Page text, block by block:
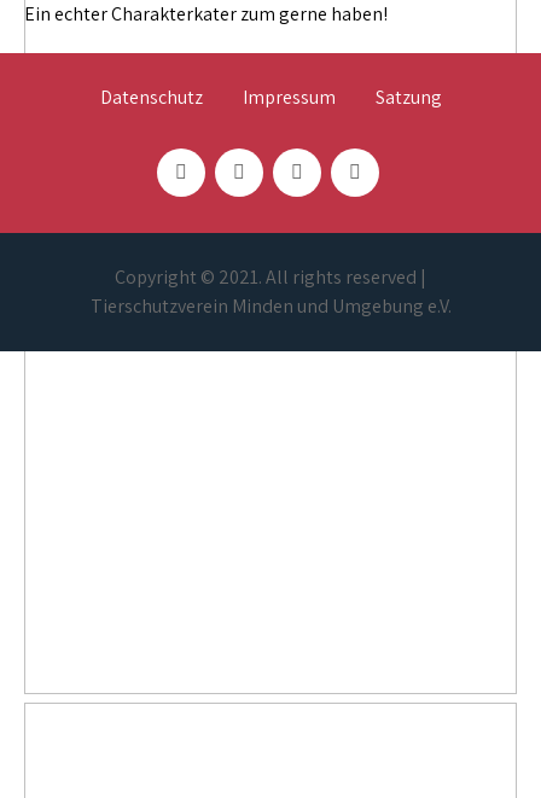
Ein echter Charakterkater zum gerne haben!
Datenschutz Impressum Satzung
Copyright © 2021. All rights reserved |
Tierschutzverein Minden und Umgebung e.V.